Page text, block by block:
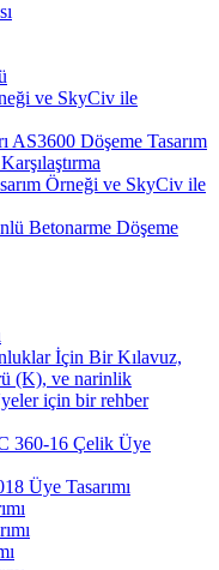
ve SkyCiv ile
AS3600 Döşeme Tasarım
Örneği ve SkyCiv ile
Betonarme Döşeme
İçin Bir Kılavuz,
(K), ve narinlik
için bir rehber
360-16 Çelik Üye
Üye Tasarımı